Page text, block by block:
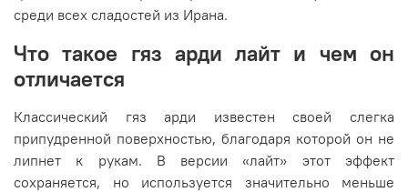
среди всех сладостей из Ирана.
Что такое гяз арди лайт и чем он
отличается
Классический гяз арди известен своей слегка
припудренной поверхностью, благодаря которой он не
липнет к рукам. В версии «лайт» этот эффект
сохраняется, но используется значительно меньше